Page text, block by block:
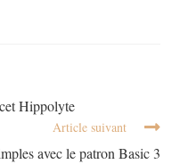
Hippolyte
Article suivant
avec le patron Basic 3